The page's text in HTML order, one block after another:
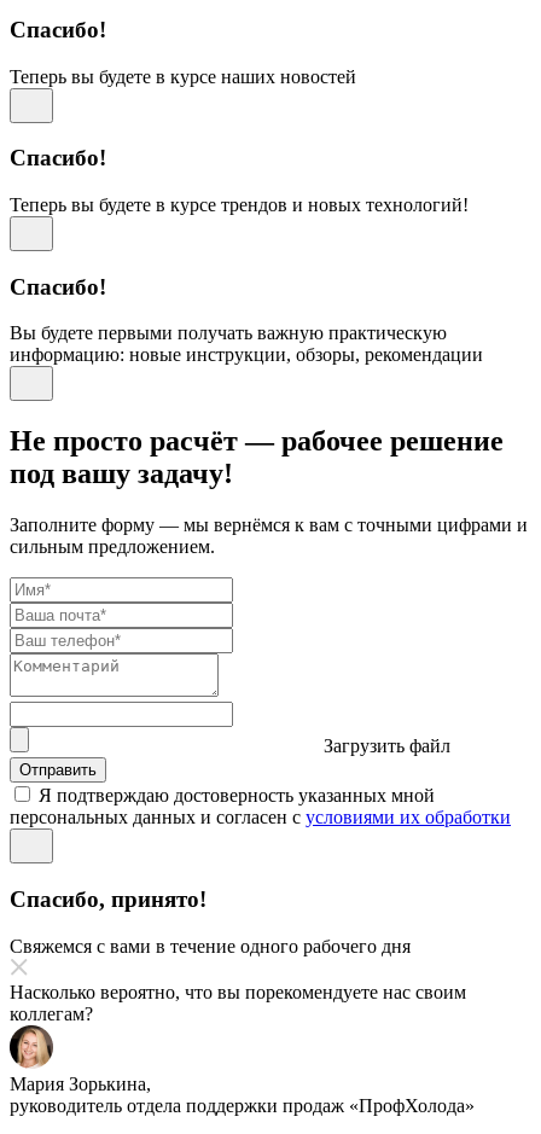
Спасибо!
Теперь вы будете в курсе наших новостей
Спасибо!
Теперь вы будете в курсе трендов и новых технологий!
Спасибо!
Вы будете первыми получать важную практическую
информацию: новые инструкции, обзоры, рекомендации
Не просто расчёт — рабочее решение
под вашу задачу!
Заполните форму — мы вернёмся к вам с точными цифрами и
сильным предложением.
Загрузить файл
Отправить
Я подтверждаю достоверность указанных мной
персональных данных и согласен с условиями их обработки
Спасибо, принято!
Свяжемся с вами в течение одного рабочего дня
Насколько вероятно, что вы порекомендуете нас своим
коллегам?
Мария Зорькина,
руководитель отдела поддержки продаж «ПрофХолода»